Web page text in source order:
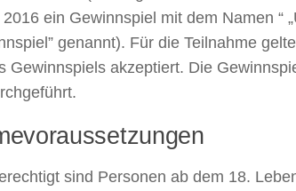
ein Gewinnspiel mit dem Namen “
genannt). Für die Teilnahme
Gewinnspiels akzeptiert. Die
sind Personen ab dem 18.